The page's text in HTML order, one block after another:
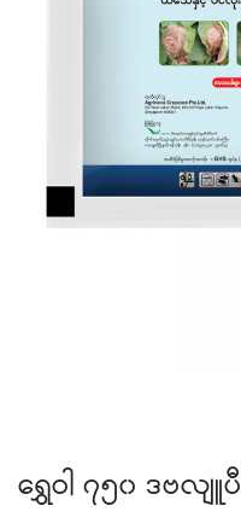
ရွှေဝါ ၇၅၀ ဒဗလျူပီ